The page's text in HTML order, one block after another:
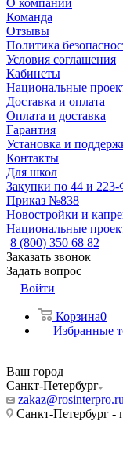
О компании
Команда
Отзывы
Политика
Условия соглашения
Кабинеты
Национальные
Доставка и оплата
Оплата и доставка
Гарантия
Установка и
Контакты
Для школ
Закупки по 44 и
Приказ №838
Новостройки и
Национальные
8 (800) 350 68 82
Заказать звонок
Задать вопрос
Войти
Корзина0
Избранные
Ваш город
Санкт-Петербург
zakaz@rosinterpro.ru
Санкт-Петербург -